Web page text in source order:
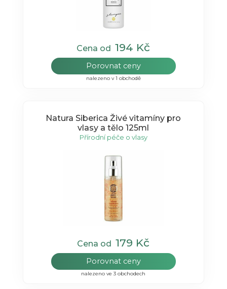
Cena od194 Kč
Porovnat ceny
nalezeno v 1 obchodě
Natura Siberica Živé vitamíny pro
vlasy a tělo 125ml
Přírodní péče o vlasy
Cena od179 Kč
Porovnat ceny
nalezeno ve 3 obchodech